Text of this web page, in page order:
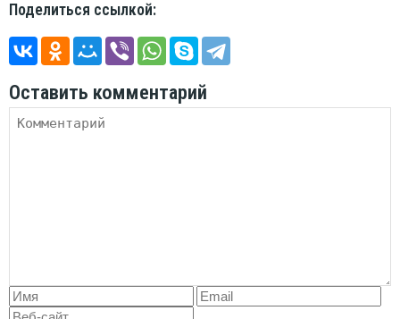
Поделиться ссылкой:
Оставить комментарий